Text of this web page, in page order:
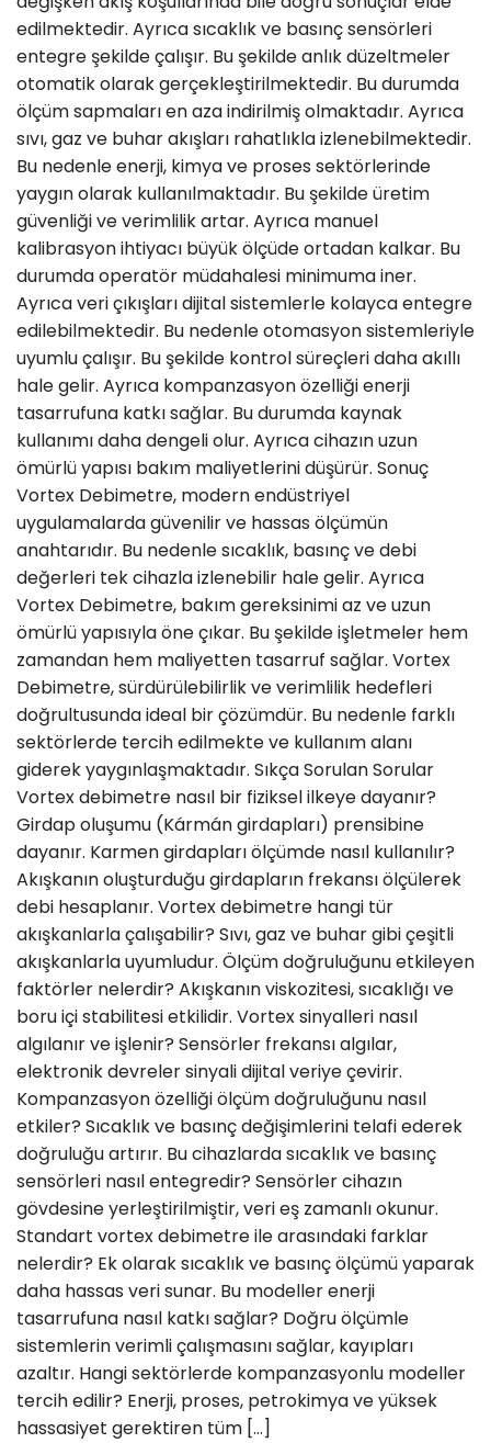
edilmektedir. Ayrıca sıcaklık ve basınç sensörleri
entegre şekilde çalışır. Bu şekilde anlık düzeltmeler
otomatik olarak gerçekleştirilmektedir. Bu durumda
ölçüm sapmaları en aza indirilmiş olmaktadır. Ayrıca
sıvı, gaz ve buhar akışları rahatlıkla izlenebilmektedir.
Bu nedenle enerji, kimya ve proses sektörlerinde
yaygın olarak kullanılmaktadır. Bu şekilde üretim
güvenliği ve verimlilik artar. Ayrıca manuel
kalibrasyon ihtiyacı büyük ölçüde ortadan kalkar. Bu
durumda operatör müdahalesi minimuma iner.
Ayrıca veri çıkışları dijital sistemlerle kolayca entegre
edilebilmektedir. Bu nedenle otomasyon sistemleriyle
uyumlu çalışır. Bu şekilde kontrol süreçleri daha akıllı
hale gelir. Ayrıca kompanzasyon özelliği enerji
tasarrufuna katkı sağlar. Bu durumda kaynak
kullanımı daha dengeli olur. Ayrıca cihazın uzun
ömürlü yapısı bakım maliyetlerini düşürür. Sonuç
Vortex Debimetre, modern endüstriyel
uygulamalarda güvenilir ve hassas ölçümün
anahtarıdır. Bu nedenle sıcaklık, basınç ve debi
değerleri tek cihazla izlenebilir hale gelir. Ayrıca
Vortex Debimetre, bakım gereksinimi az ve uzun
ömürlü yapısıyla öne çıkar. Bu şekilde işletmeler hem
zamandan hem maliyetten tasarruf sağlar. Vortex
Debimetre, sürdürülebilirlik ve verimlilik hedefleri
doğrultusunda ideal bir çözümdür. Bu nedenle farklı
sektörlerde tercih edilmekte ve kullanım alanı
giderek yaygınlaşmaktadır. Sıkça Sorulan Sorular
Vortex debimetre nasıl bir fiziksel ilkeye dayanır?
Girdap oluşumu (Kármán girdapları) prensibine
dayanır. Karmen girdapları ölçümde nasıl kullanılır?
Akışkanın oluşturduğu girdapların frekansı ölçülerek
debi hesaplanır. Vortex debimetre hangi tür
akışkanlarla çalışabilir? Sıvı, gaz ve buhar gibi çeşitli
akışkanlarla uyumludur. Ölçüm doğruluğunu etkileyen
faktörler nelerdir? Akışkanın viskozitesi, sıcaklığı ve
boru içi stabilitesi etkilidir. Vortex sinyalleri nasıl
algılanır ve işlenir? Sensörler frekansı algılar,
elektronik devreler sinyali dijital veriye çevirir.
Kompanzasyon özelliği ölçüm doğruluğunu nasıl
etkiler? Sıcaklık ve basınç değişimlerini telafi ederek
doğruluğu artırır. Bu cihazlarda sıcaklık ve basınç
sensörleri nasıl entegredir? Sensörler cihazın
gövdesine yerleştirilmiştir, veri eş zamanlı okunur.
Standart vortex debimetre ile arasındaki farklar
nelerdir? Ek olarak sıcaklık ve basınç ölçümü yaparak
daha hassas veri sunar. Bu modeller enerji
tasarrufuna nasıl katkı sağlar? Doğru ölçümle
sistemlerin verimli çalışmasını sağlar, kayıpları
azaltır. Hangi sektörlerde kompanzasyonlu modeller
tercih edilir? Enerji, proses, petrokimya ve yüksek
hassasiyet gerektiren tüm […]